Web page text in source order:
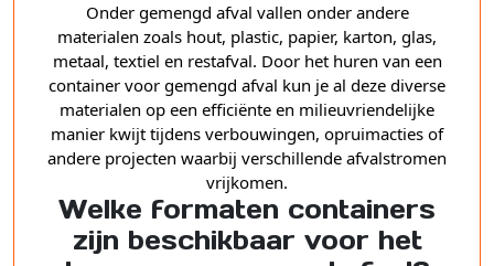
Onder gemengd afval vallen onder andere
materialen zoals hout, plastic, papier, karton, glas,
metaal, textiel en restafval. Door het huren van een
container voor gemengd afval kun je al deze diverse
materialen op een efficiënte en milieuvriendelijke
manier kwijt tijdens verbouwingen, opruimacties of
andere projecten waarbij verschillende afvalstromen
vrijkomen.
Welke formaten containers
zijn beschikbaar voor het